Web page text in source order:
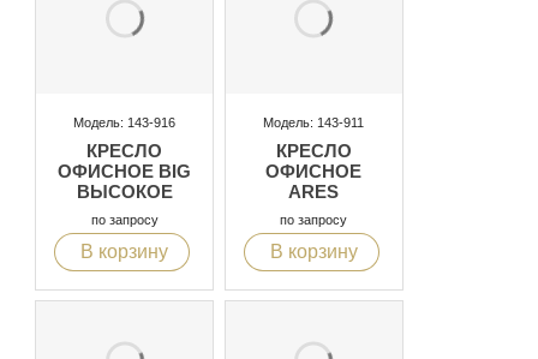
Модель: 143-916
КРЕСЛО
ОФИСНОЕ BIG
ВЫСОКОЕ
по запросу
В корзину
Модель: 143-911
КРЕСЛО
ОФИСНОЕ
ARES
по запросу
В корзину